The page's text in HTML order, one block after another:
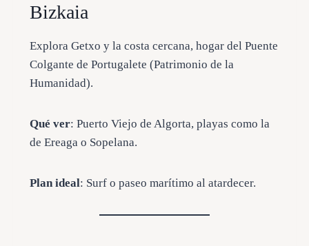
Bizkaia
Explora Getxo y la costa cercana, hogar del Puente
Colgante de Portugalete (Patrimonio de la
Humanidad).
Qué ver: Puerto Viejo de Algorta, playas como la
de Ereaga o Sopelana.
Plan ideal: Surf o paseo marítimo al atardecer.